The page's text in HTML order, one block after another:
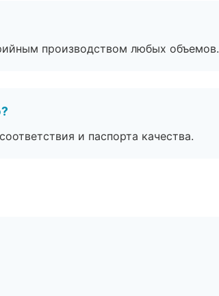
производством любых объемов.
и паспорта качества.